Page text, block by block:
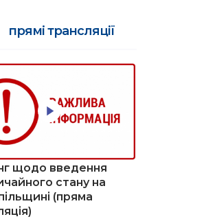
прямі трансляції
щодо введення
стану на
(пряма